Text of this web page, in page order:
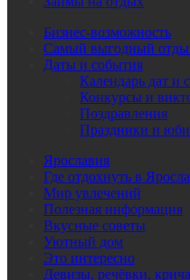
Бизнес-возможность
Самый выгодный
Даты и события
Календарь дат и
Конкурсы и
Поздравления
Праздники и
Ярославия
Где отдохнуть в
Мир увлечений
Полезная информация
Вкусные советы
Уютный дом
Это интересно
Девизы, речёвки,